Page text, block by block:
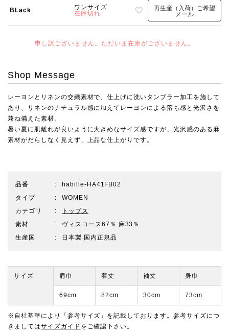
BLack
ワンサイズ
在庫切れ
再生産（入荷）ご希望
メール
申し訳ございません。ただいま在庫がございません。
Shop Message
レーヨンとリネンの交織素材で、仕上げに洗いタンブラー加工を施して
あり、リネンのナチュラル感に加えてレーヨンによる落ち感と光沢さを
兼ね備えた素材。
暑い夏に肌離れが良いように大きめなサイズ感ですが、光沢感のある麻
素材がだらしなく見えず、上品な仕上がりです。
品番
habille-HA41FB02
タイプ
WOMEN
カテゴリ
トップス
素材
ヴィスコース67％ 麻33％
生産国
日本製 国内正規品
サイズ 肩巾 着丈 袖丈 身巾
69cm 82cm 30cm 73cm
※自社基準により「参考サイズ」を記載しております。参考サイズにつ
きましてはサイズガイド をご確認下さい。